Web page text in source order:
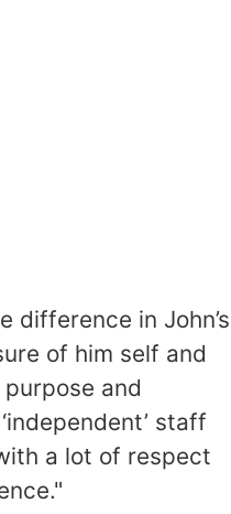
difference in John’s
of him self and
and
staff
a lot of respect